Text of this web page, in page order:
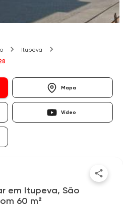
Itupeva
Mapa
Vídeo
em Itupeva, São
60 m²